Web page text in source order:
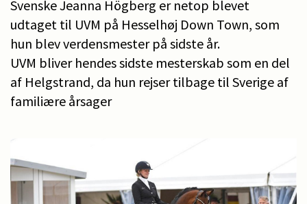
Svenske Jeanna Högberg er netop blevet
udtaget til UVM på Hesselhøj Down Town, som
hun blev verdensmester på sidste år.
UVM bliver hendes sidste mesterskab som en del
af Helgstrand, da hun rejser tilbage til Sverige af
familiære årsager